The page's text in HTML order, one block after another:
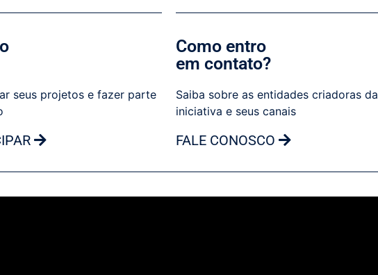
seus projetos e fazer parte
Como entro
em contato?
Saiba sobre as entidades criadoras da
iniciativa e seus canais
FALE CONOSCO